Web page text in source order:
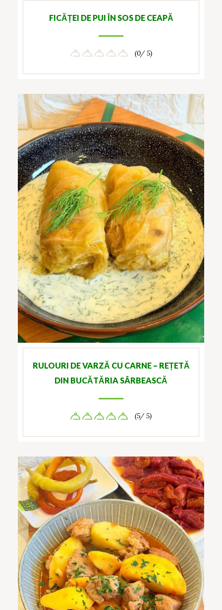
FICĂȚEI DE PUI ÎN SOS DE CEAPĂ
(0/ 5)
RULOURI DE VARZĂ CU CARNE – REȚETĂ
DIN BUCĂTĂRIA SÂRBEASCĂ
(5/ 5)